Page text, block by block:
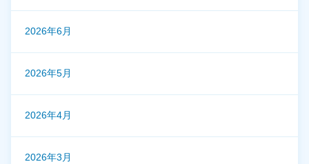
2026年6月
2026年5月
2026年4月
2026年3月